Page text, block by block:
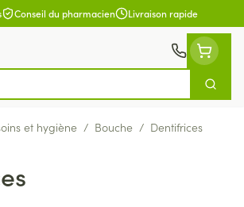
Conseil du pharmacien Livraison rapide
et hygiène / Bouche / Dentifrices